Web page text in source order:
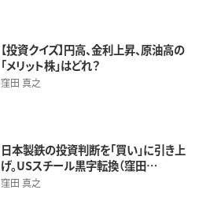
【投資クイズ】円高、金利上昇、原油高の
「メリット株」はどれ？
窪田 真之
日本製鉄の投資判断を「買い」に引き上
げ。USスチール黒字転換（窪田…
窪田 真之